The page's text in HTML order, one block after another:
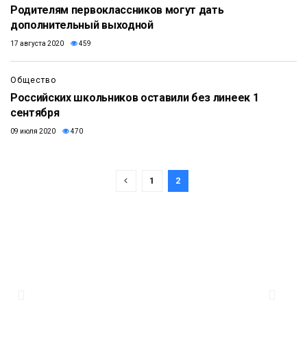
Родителям первоклассников могут дать
дополнительный выходной
17 августа 2020 459
Общество
Российских школьников оставили без линеек 1
сентября
09 июля 2020 470
1 2